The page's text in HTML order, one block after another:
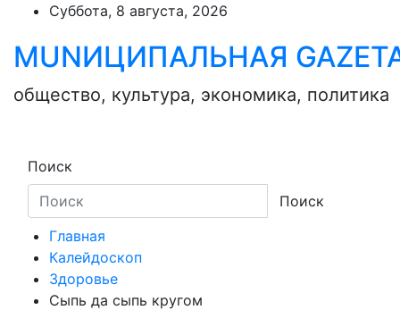
content
Суббота, 8 августа, 2026
MUNИЦИПАЛЬНАЯ
общество, культура, экономика, политика
Поиск
Поиск
Главная
Калейдоскоп
Здоровье
Сыпь да сыпь кругом